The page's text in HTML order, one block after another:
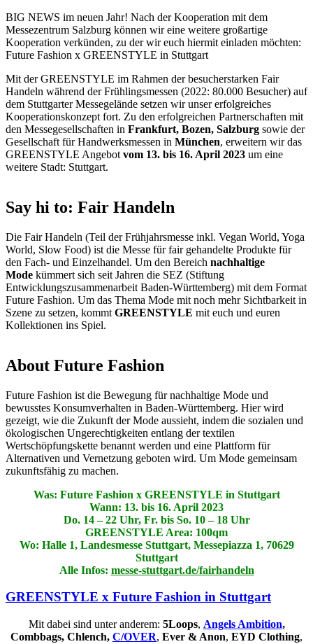
BIG NEWS im neuen Jahr! Nach der Kooperation mit dem
Messezentrum Salzburg können wir eine weitere großartige
Kooperation verkünden, zu der wir euch hiermit einladen möchten:
Future Fashion x GREENSTYLE in Stuttgart
Mit der GREENSTYLE im Rahmen der besucherstarken Fair
Handeln während der Frühlingsmessen (2022: 80.000 Besucher) auf
dem Stuttgarter Messegelände setzen wir unser erfolgreiches
Kooperationskonzept fort. Zu den erfolgreichen Partnerschaften mit
den Messegesellschaften in Frankfurt, Bozen, Salzburg sowie der
Gesellschaft für Handwerksmessen in München, erweitern wir das
GREENSTYLE Angebot vom 13. bis 16. April 2023 um eine
weitere Stadt: Stuttgart.
Say hi to: Fair Handeln
Die Fair Handeln (Teil der Frühjahrsmesse inkl. Vegan World, Yoga
World, Slow Food) ist die Messe für fair gehandelte Produkte für
den Fach- und Einzelhandel. Um den Bereich nachhaltige
Mode kümmert sich seit Jahren die SEZ (Stiftung
Entwicklungszusammenarbeit Baden-Württemberg) mit dem Format
Future Fashion. Um das Thema Mode mit noch mehr Sichtbarkeit in
Szene zu setzen, kommt GREENSTYLE mit euch und euren
Kollektionen ins Spiel.
About Future Fashion
Future Fashion ist die Bewegung für nachhaltige Mode und
bewusstes Konsumverhalten in Baden-Württemberg. Hier wird
gezeigt, wie die Zukunft der Mode aussieht, indem die sozialen und
ökologischen Ungerechtigkeiten entlang der textilen
Wertschöpfungskette benannt werden und eine Plattform für
Alternativen und Vernetzung geboten wird. Um Mode gemeinsam
zukunftsfähig zu machen.
Was: Future Fashion x GREENSTYLE in Stuttgart
Wann: 13. bis 16. April 2023
Do. 14 – 22 Uhr, Fr. bis So. 10 – 18 Uhr
GREENSTYLE Area: 100qm
Wo: Halle 1, Landesmesse Stuttgart, Messepiazza 1, 70629
Stuttgart
Alle Infos: messe-stuttgart.de/fairhandeln
GREENSTYLE x Future Fashion in Stuttgart
Mit dabei sind unter anderem: 5Loops, Angels Ambition,
Combbags, Chlench, C/OVER, Ever & Anon, EYD Clothing,